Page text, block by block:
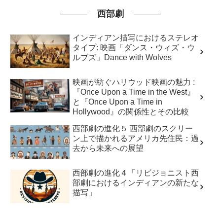
西部劇
インディアン描写におけるステレオ
タイプ: 映画「ダンス・ウィズ・ウ
ルブズ」Dance with Wolves
映画が紡ぐハリウッド映画の魅力 :
『Once Upon a Time in the West』
と『Once Upon a Time in
Hollywood』の関係性とその比較
西部劇の進化５ 西部劇のスクリー
ン上で描かれるアメリカ先住民：過
去から未来への展望
西部劇の進化４「リビジョニスト西
部劇におけるインディアンの新たな
描写」